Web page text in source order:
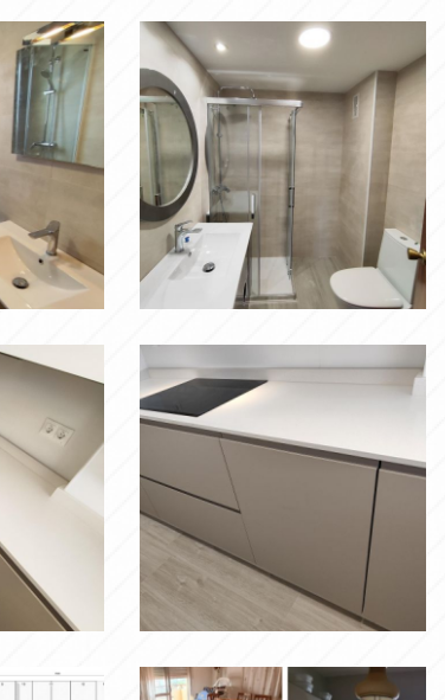
Ampliar
ll
Ampliar
Ampliar
b